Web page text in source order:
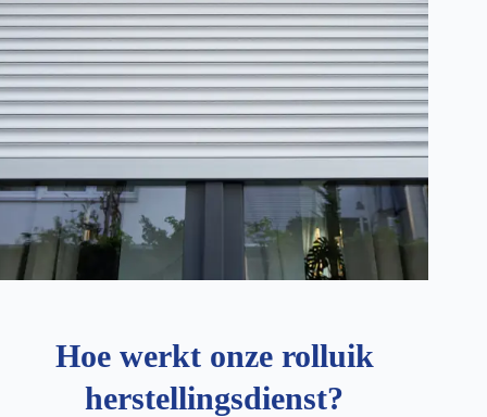
Hoe werkt onze rolluik
herstellingsdienst?